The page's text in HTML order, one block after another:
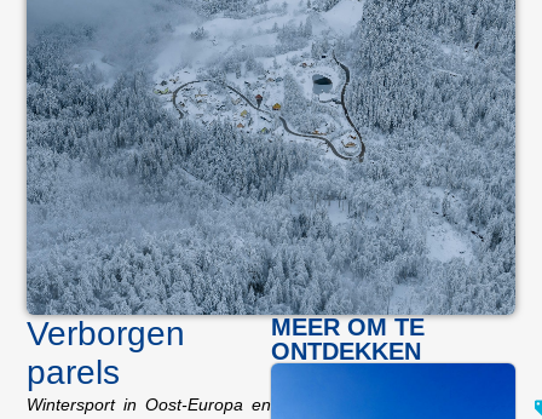
Verborgen
parels
Wintersport in Oost-Europa en
MEER OM TE
ONTDEKKEN